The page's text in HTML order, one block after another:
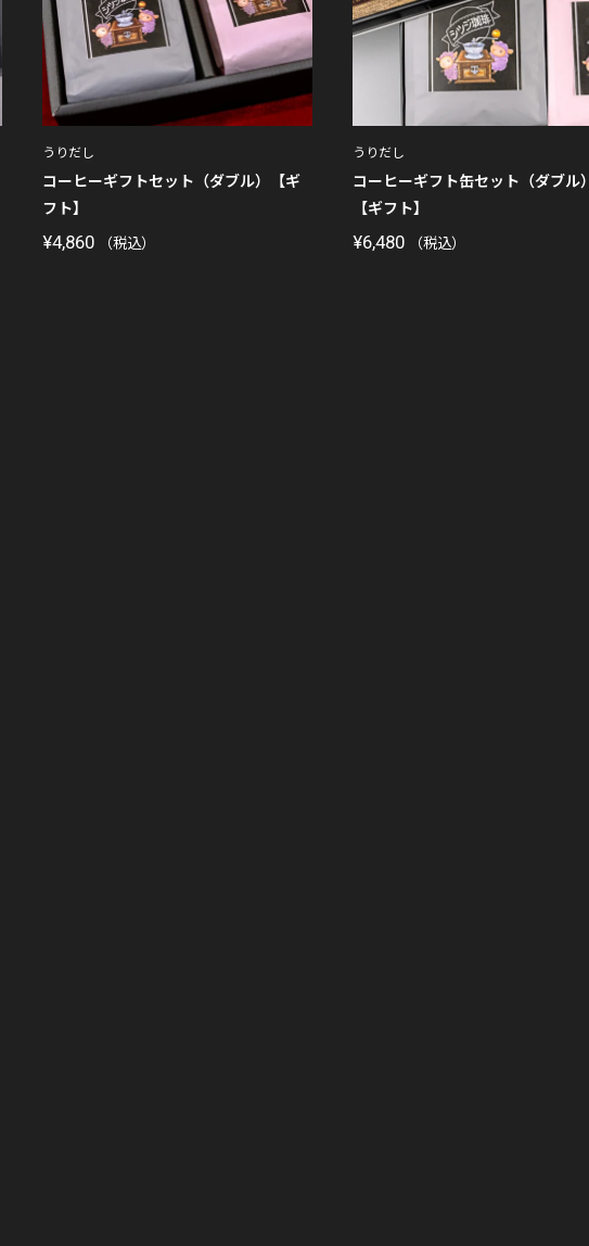
うりだし
コーヒーギフトセット（ダブル）【ギ
フト】
¥4,860 （税込）
うりだし
コーヒーギフト缶セット（ダブル）
【ギフト】
¥6,480 （税込）